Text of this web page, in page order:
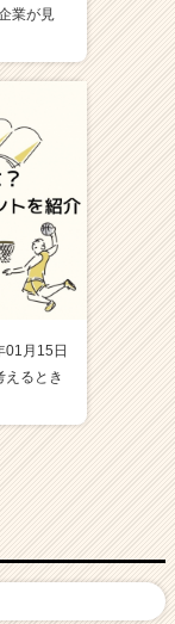
業が見
01月15日
えるとき